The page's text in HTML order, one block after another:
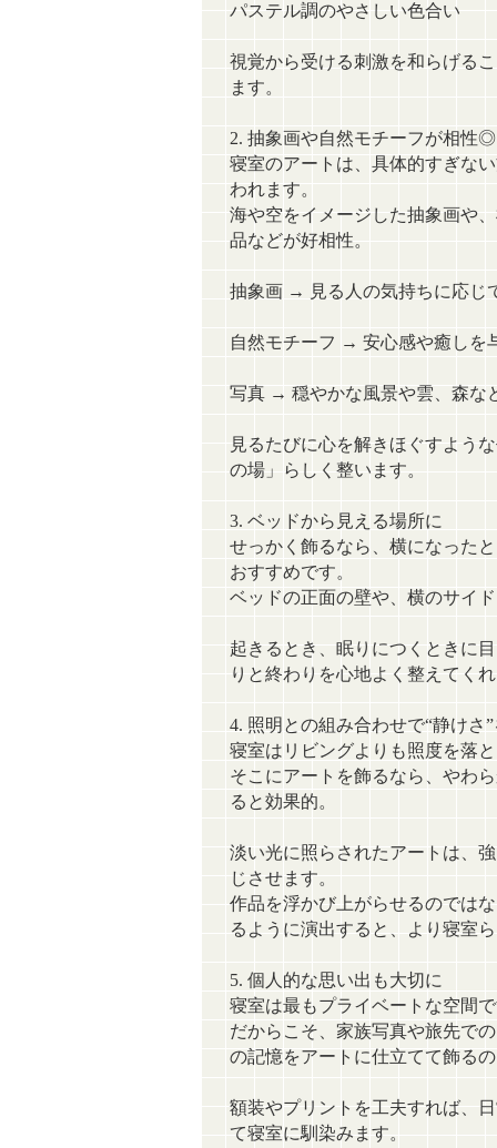
パステル調のやさしい色合い
視覚から受ける刺激を和らげる
ます。
2. 抽象画や自然モチーフが相性◎
寝室のアートは、具体的すぎな
われます。
海や空をイメージした抽象画や
品などが好相性。
抽象画 → 見る人の気持ちに応じ
自然モチーフ → 安心感や癒しを
写真 → 穏やかな風景や雲、森な
見るたびに心を解きほぐすよう
の場」らしく整います。
3. ベッドから見える場所に
せっかく飾るなら、横になった
おすすめです。
ベッドの正面の壁や、横のサイ
起きるとき、眠りにつくときに
りと終わりを心地よく整えてく
4. 照明との組み合わせで“静けさ
寝室はリビングよりも照度を落
そこにアートを飾るなら、やわ
ると効果的。
淡い光に照らされたアートは、
じさせます。
作品を浮かび上がらせるのでは
るように演出すると、より寝室
5. 個人的な思い出も大切に
寝室は最もプライベートな空間
だからこそ、家族写真や旅先で
の記憶をアートに仕立てて飾る
額装やプリントを工夫すれば、
て寝室に馴染みます。